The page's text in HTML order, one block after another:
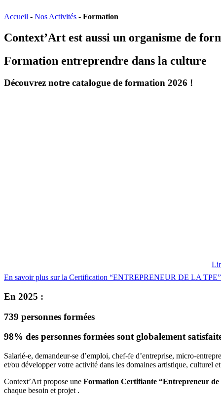
Accueil - Nos Activités - Formation
Context’Art est aussi un organisme de
Formation entreprendre dans la culture
Découvrez notre catalogue de formation 2026 !
En savoir plus sur la Certification “ENTREPRENEUR DE LA
En 2025 :
739 personnes formées
98% des personnes formées sont globalement
Salarié-e, demandeur-se d’emploi, chef-fe d’entreprise, micro-
et/ou développer votre activité dans les domaines artistique, culturel
Context’Art propose une Formation Certifiante “Entrepreneur
chaque besoin et projet .